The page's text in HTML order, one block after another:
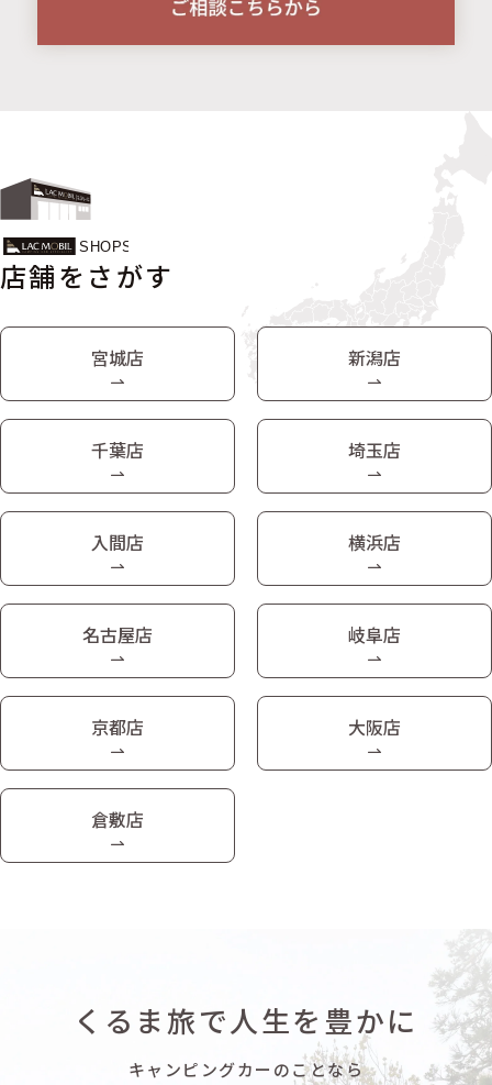
店舗をさがす
宮城店 新潟店
千葉店 埼玉店
入間店 横浜店
名古屋店 岐阜店
京都店 大阪店
倉敷店
くるま旅で人生を豊かに
キャンピングカーのことなら